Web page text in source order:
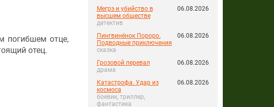
Мегрэ и убийство в
высшем обществе
детектив
06.08.2026
Пингвинёнок Пороро.
Подводные приключения
сказка
06.08.2026
Грозовой перевал
драма
06.08.2026
Катастрофа. Удар из
космоса
боевик, триллер,
фантастика
06.08.2026
погибшем отце,
отец.